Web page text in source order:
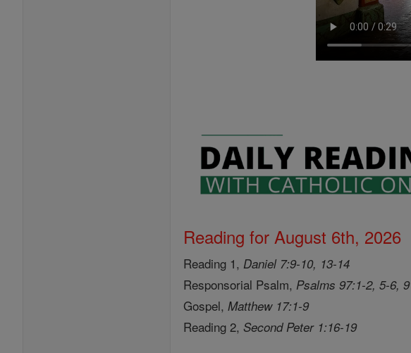
Reading for August 6th, 2026
Reading 1, Daniel 7:9-10, 13-14
Responsorial Psalm, Psalms 97:1-2, 5-6, 9
Gospel,Matthew 17:1-9
Reading 2,Second Peter 1:16-19